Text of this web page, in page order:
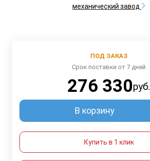
механический завод
ПОД ЗАКАЗ
Срок поставки от 7 дней
276 330руб.
В корзину
Купить в 1 клик